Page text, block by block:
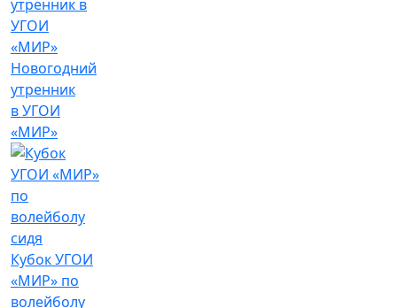
Новогодний
утренник
в УГОИ
«МИР»
Кубок УГОИ
«МИР» по
волейболу